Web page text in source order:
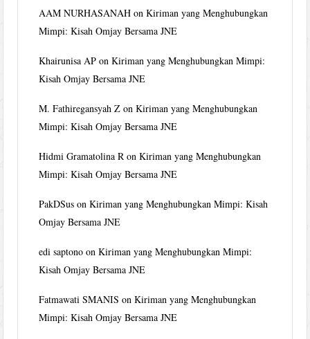
AAM NURHASANAH onKiriman yang Menghubungkan
Mimpi: Kisah Omjay Bersama JNE
Khairunisa AP onKiriman yang Menghubungkan Mimpi:
Kisah Omjay Bersama JNE
M. Fathiregansyah Z onKiriman yang Menghubungkan
Mimpi: Kisah Omjay Bersama JNE
Hidmi Gramatolina R onKiriman yang Menghubungkan
Mimpi: Kisah Omjay Bersama JNE
PakDSus onKiriman yang Menghubungkan Mimpi: Kisah
Omjay Bersama JNE
edi saptono onKiriman yang Menghubungkan Mimpi:
Kisah Omjay Bersama JNE
Fatmawati SMANIS onKiriman yang Menghubungkan
Mimpi: Kisah Omjay Bersama JNE